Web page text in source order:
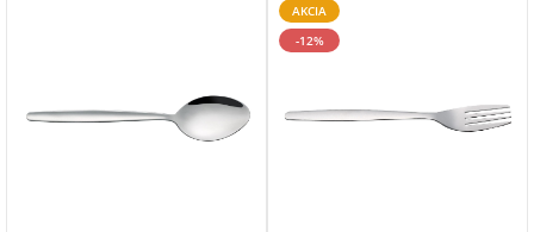
AKCIA
-12%